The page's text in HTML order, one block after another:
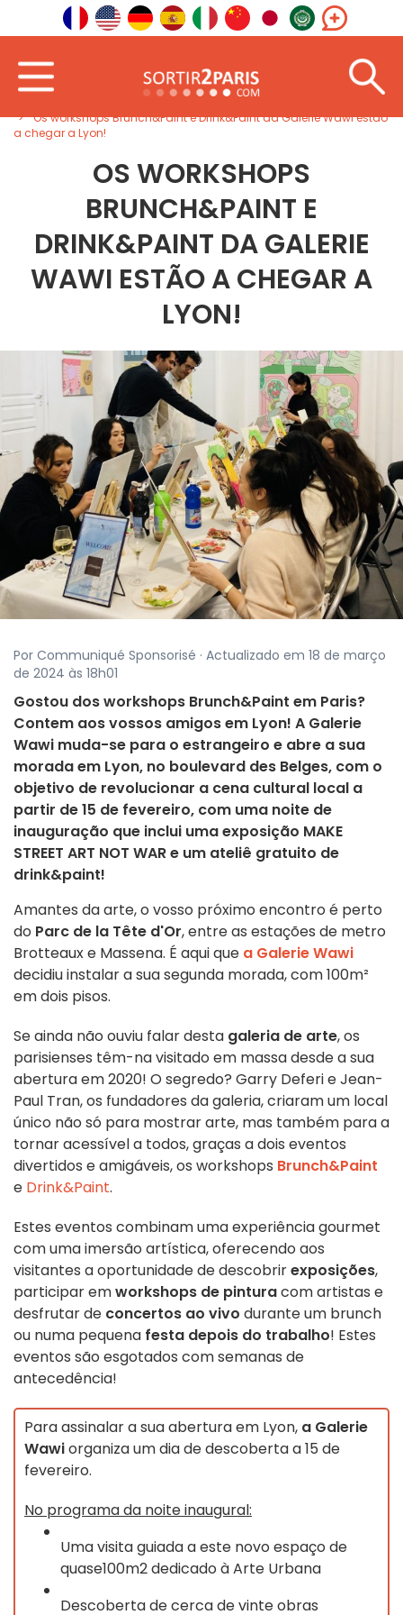
Os workshops Brunch&Paint e Drink&Paint da Galerie Wawi estão
a chegar a Lyon!
OS WORKSHOPS
BRUNCH&PAINT E
DRINK&PAINT DA GALERIE
WAWI ESTÃO A CHEGAR A
LYON!
Por Communiqué Sponsorisé · Actualizado em 18 de março
de 2024 às 18h01
Gostou dos workshops Brunch&Paint em Paris?
Contem aos vossos amigos em Lyon! A Galerie
Wawi muda-se para o estrangeiro e abre a sua
morada em Lyon, no boulevard des Belges, com o
objetivo de revolucionar a cena cultural local a
partir de 15 de fevereiro, com uma noite de
inauguração que inclui uma exposição MAKE
STREET ART NOT WAR e um ateliê gratuito de
drink&paint!
Amantes da arte, o vosso próximo encontro é perto
do Parc de la Tête d'Or, entre as estações de metro
Brotteaux e Massena. É aqui que a Galerie Wawi
decidiu instalar a sua segunda morada, com 100m²
em dois pisos.
Se ainda não ouviu falar desta galeria de arte, os
parisienses têm-na visitado em massa desde a sua
abertura em 2020! O segredo? Garry Deferi e Jean-
Paul Tran, os fundadores da galeria, criaram um local
único não só para mostrar arte, mas também para a
tornar acessível a todos, graças a dois eventos
divertidos e amigáveis, os workshops Brunch&Paint
e Drink&Paint.
Estes eventos combinam uma experiência gourmet
com uma imersão artística, oferecendo aos
visitantes a oportunidade de descobrirexposições,
participar emworkshops de pinturacom artistas e
desfrutar de concertos ao vivo durante um brunch
ou numa pequena festa depois do trabalho! Estes
eventos são esgotados com semanas de
antecedência!
Para assinalar a sua abertura em Lyon, a Galerie
Wawiorganiza um dia de descoberta a 15 de
fevereiro.
No programa da noite inaugural:
Uma visita guiada a este novo espaço de
quase100m2dedicado à Arte Urbana
Descoberta de cerca de vinte obras